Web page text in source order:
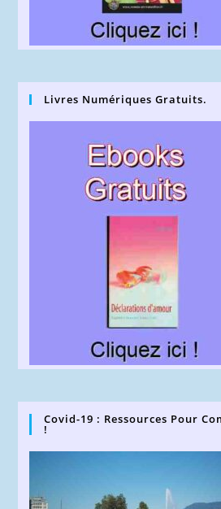
Livres Numériques Gratuits.
Covid-19 : Ressources Pour
!